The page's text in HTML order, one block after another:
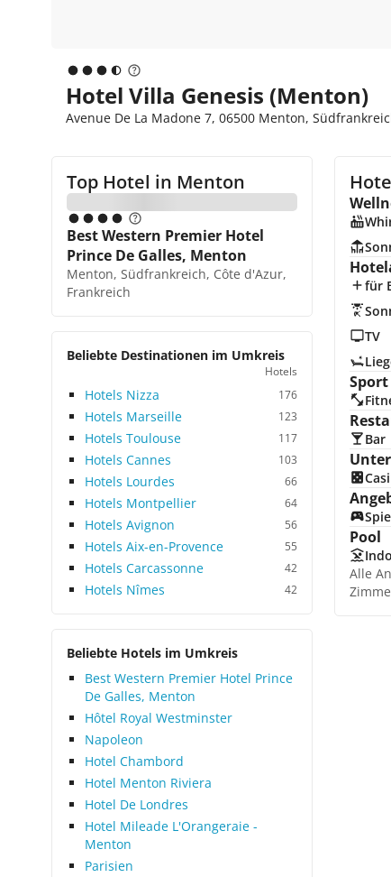
Hotel Villa Genesis (Menton)
Avenue De La Madone 7, 06500 Menton,
Top Hotel in Menton
Best Western Premier Hotel
Prince De Galles, Menton
Menton, Südfrankreich, Côte d'Azur,
Frankreich
Beliebte Destinationen im Umkreis
Hotels
Hotels Nizza 176
Hotels Marseille 123
Hotels Toulouse 117
Hotels Cannes 103
Hotels Lourdes 66
Hotels Montpellier 64
Hotels Avignon 56
Hotels Aix-en-Provence 55
Hotels Carcassonne 42
Hotels Nîmes 42
Beliebte Hotels im Umkreis
Best Western Premier Hotel Prince
De Galles, Menton
Hôtel Royal Westminster
Napoleon
Hotel Chambord
Hotel Menton Riviera
Hotel De Londres
Hotel Mileade L'Orangeraie -
Menton
Parisien
für
TV
Sport
Bar
Pool
Alle